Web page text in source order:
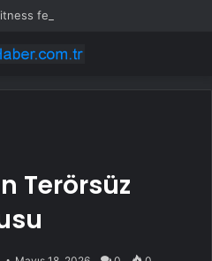
Terörsüz